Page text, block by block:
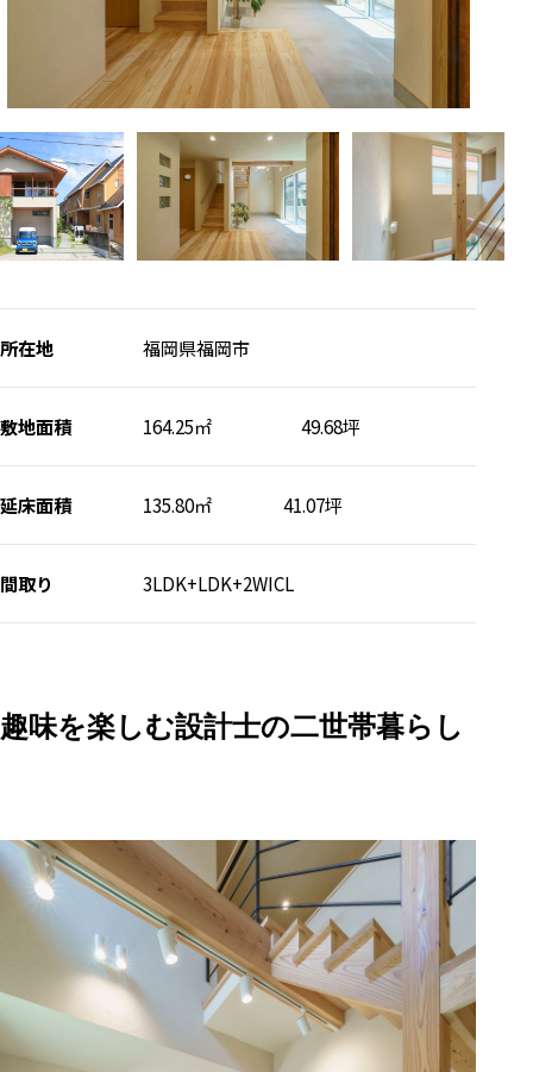
所在地 福岡県福岡市
敷地面積 164.25㎡ 49.68坪
延床面積 135.80㎡ 41.07坪
間取り 3LDK+LDK+2WICL
趣味を楽しむ設計士の二世帯暮らし